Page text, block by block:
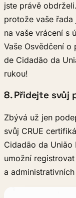
jste právě
protože vaše
na vaše vrácení s
Vaše Osvědčení o
de Cidadão da
rukou!
8. Přidejte svůj
Zbývá už jen
svůj CRUE
Cidadão da União
umožní
a